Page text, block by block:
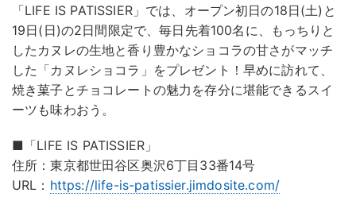
「LIFE IS PATISSIER」では、オープン初日の18日(土)と
19日(日)の2日間限定で、毎日先着100名に、もっちりと
したカヌレの生地と香り豊かなショコラの甘さがマッチ
した「カヌレショコラ」をプレゼント！早めに訪れて、
焼き菓子とチョコレートの魅力を存分に堪能できるスイ
ーツも味わおう。
■「LIFE IS PATISSIER」
住所：東京都世田谷区奥沢6丁目33番14号
URL： https://life-is-patissier.jimdosite.com/